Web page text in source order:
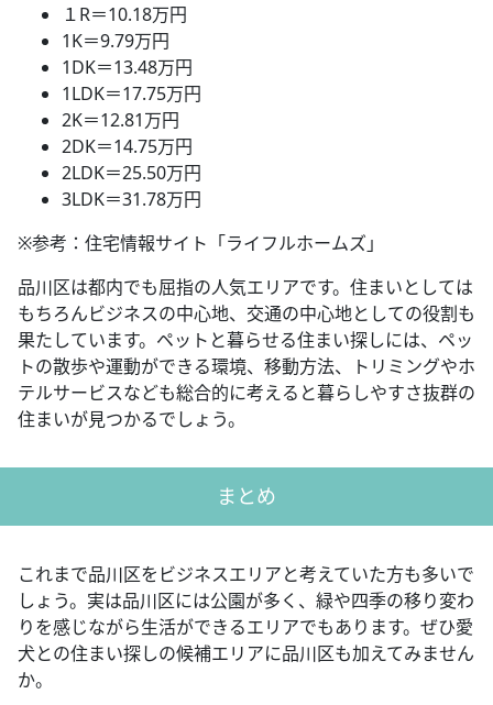
１R＝10.18万円
1K＝9.79万円
1DK＝13.48万円
1LDK＝17.75万円
2K＝12.81万円
2DK＝14.75万円
2LDK＝25.50万円
3LDK＝31.78万円
※参考：住宅情報サイト「ライフルホームズ」
品川区は都内でも屈指の人気エリアです。住まいとしては
もちろんビジネスの中心地、交通の中心地としての役割も
果たしています。ペットと暮らせる住まい探しには、ペッ
トの散歩や運動ができる環境、移動方法、トリミングやホ
テルサービスなども総合的に考えると暮らしやすさ抜群の
住まいが見つかるでしょう。
まとめ
これまで品川区をビジネスエリアと考えていた方も多いで
しょう。実は品川区には公園が多く、緑や四季の移り変わ
りを感じながら生活ができるエリアでもあります。ぜひ愛
犬との住まい探しの候補エリアに品川区も加えてみません
か。